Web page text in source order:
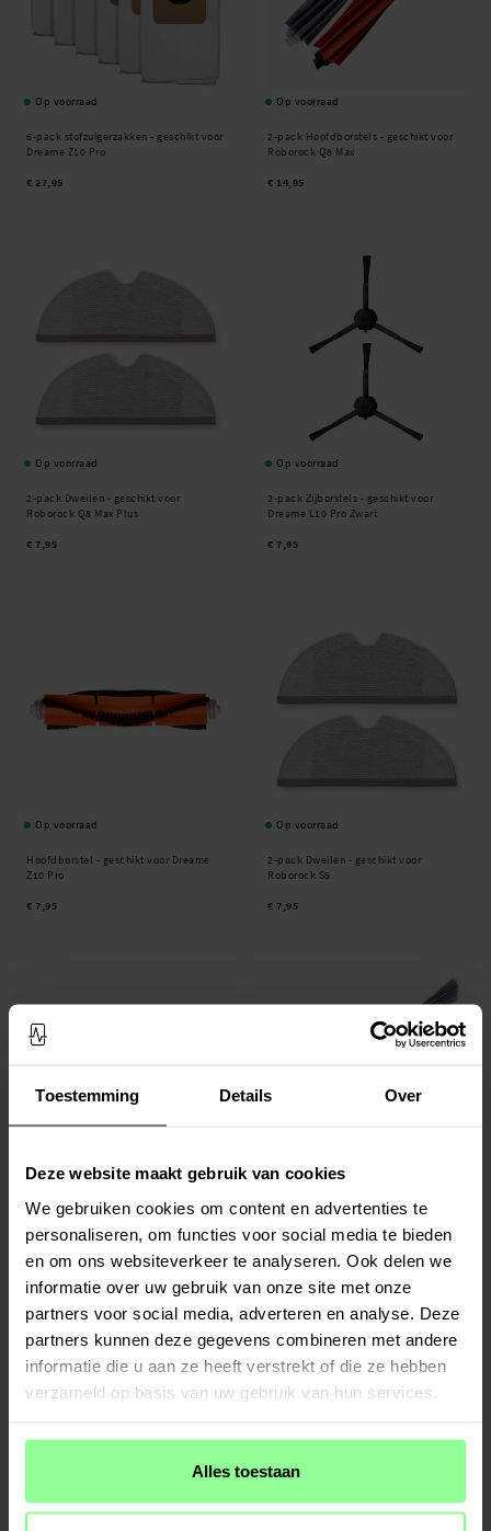
Toestemming Details Over
Deze website maakt gebruik van cookies
We gebruiken cookies om content en advertenties te
personaliseren, om functies voor social media te bieden
en om ons websiteverkeer te analyseren. Ook delen we
informatie over uw gebruik van onze site met onze
partners voor social media, adverteren en analyse. Deze
partners kunnen deze gegevens combineren met andere
informatie die u aan ze heeft verstrekt of die ze hebben
verzameld op basis van uw gebruik van hun services.
Alles toestaan
Op voorraad
6-pack stofzuigerzakken - geschikt voor
Dreame Z10 Pro
€ 27,95
Op voorraad
2-pack Hoofdborstels - geschikt voor
Roborock Q8 Max
€ 14,95
Op voorraad
2-pack Dweilen - geschikt voor
Roborock Q8 Max Plus
€ 7,95
Op voorraad
2-pack Zijborstels - geschikt voor
Dreame L10 Pro Zwart
€ 7,95
Op voorraad
Hoofdborstel - geschikt voor Dreame
Z10 Pro
€ 7,95
Op voorraad
2-pack Dweilen - geschikt voor
Roborock S5
€ 7,95
Hoofdborstel - geschikt voor Dreame
D20 Air Plus
€ 7,95
Air Plus Zwart
€ 5,95